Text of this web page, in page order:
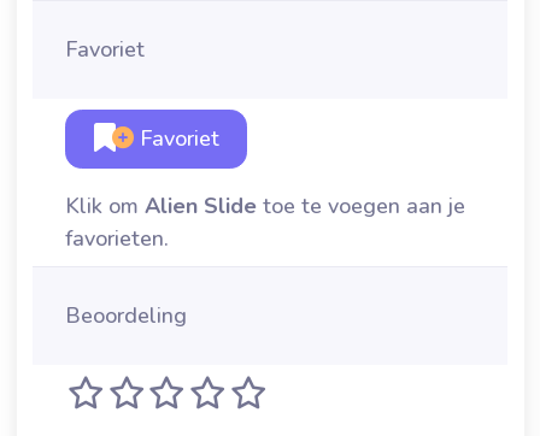
Favoriet
Favoriet
Klik om Alien Slide toe te voegen aan je
favorieten.
Beoordeling